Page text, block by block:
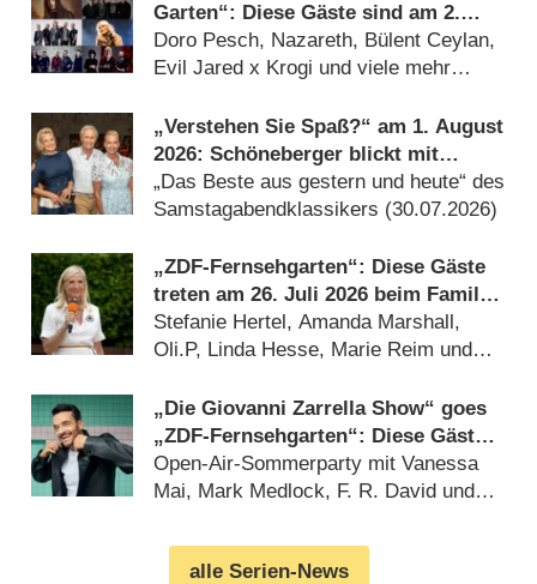
Garten“: Diese Gäste sind am 2.
August 2026 dabei
Doro Pesch, Nazareth, Bülent Ceylan,
Evil Jared x Krogi und viele mehr
„Verstehen Sie Spaß?“ am 1. August
2026: Schöneberger blickt mit
Kiewel und Kraus zurück
„Das Beste aus gestern und heute“ des
Samstagabendklassikers (30.07.2026)
„ZDF-Fernsehgarten“: Diese Gäste
treten am 26. Juli 2026 beim Family
Battle auf
Stefanie Hertel, Amanda Marshall,
Oli.P, Linda Hesse, Marie Reim und
„Die Giovanni Zarrella Show“ goes
„ZDF-Fernsehgarten“: Diese Gäste
sind am 29. August 2026 dabei
Open-Air-Sommerparty mit Vanessa
Mai, Mark Medlock, F. R. David und
alle Serien-News